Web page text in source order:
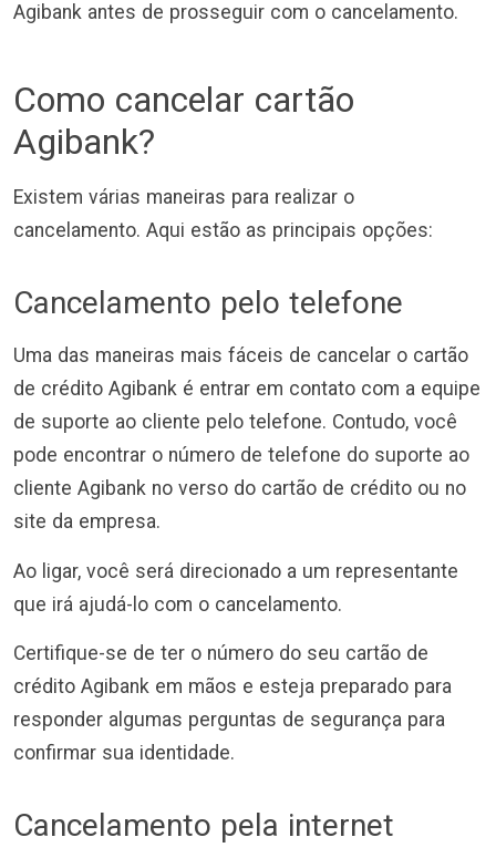
Agibank antes de prosseguir com o cancelamento.
Como cancelar cartão
Agibank?
Existem várias maneiras para realizar o
cancelamento. Aqui estão as principais opções:
Cancelamento pelo telefone
Uma das maneiras mais fáceis de cancelar o cartão
de crédito Agibank é entrar em contato com a equipe
de suporte ao cliente pelo telefone. Contudo, você
pode encontrar o número de telefone do suporte ao
cliente Agibank no verso do cartão de crédito ou no
site da empresa.
Ao ligar, você será direcionado a um representante
que irá ajudá-lo com o cancelamento.
Certifique-se de ter o número do seu cartão de
crédito Agibank em mãos e esteja preparado para
responder algumas perguntas de segurança para
confirmar sua identidade.
Cancelamento pela internet